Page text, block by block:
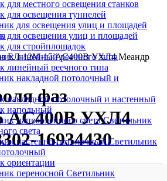
для местного освещения станков
для освещения туннелей
для освещения улиц и площадей
для стройплощадок
линейный реечного типа
накладной потолочный и настенный
напольный
Светильник
света
Светильник
ориентации
Светильник
ЕЛ-12М-15 AC400В УХЛ4 Меандр
фаз
AC400В УХЛ4
16934430